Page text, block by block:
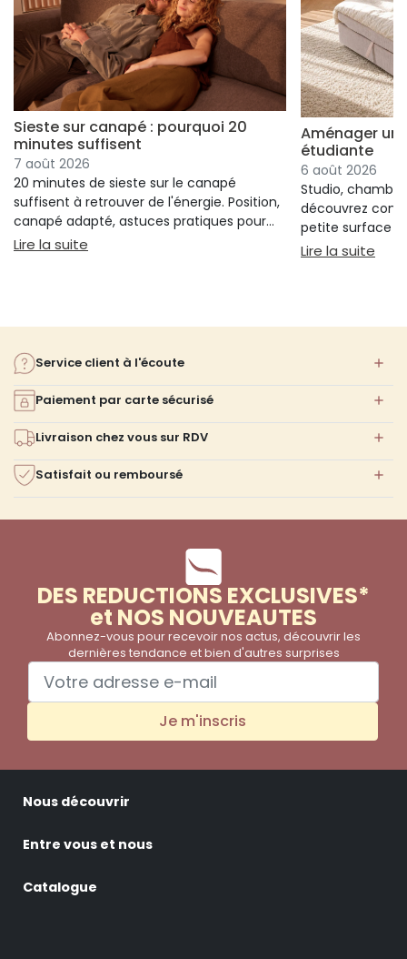
Sieste sur canapé : pourquoi 20
minutes suffisent
7 août 2026
20 minutes de sieste sur le canapé
suffisent à retrouver de l'énergie. Position,
canapé adapté, astuces pratiques pour
bien s'installer.
Lire la suite : Sieste sur canapé : pourquoi 20 minutes
Aménager un
étudiante
6 août 2026
Studio,
découvrez
petite surface à
confort ni
Lire la suite
Service client à l'écoute
Paiement par carte sécurisé
Livraison chez vous sur RDV
Satisfait ou remboursé
DES REDUCTIONS EXCLUSIVES*
et NOS NOUVEAUTES
Abonnez-vous pour recevoir nos actus, découvrir les
dernières tendance et bien d'autres surprises
Je m'inscris
Nous découvrir
Entre vous et nous
Catalogue